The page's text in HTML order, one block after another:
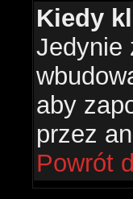
Kiedy
Jedynie
aby
przez
Powrót